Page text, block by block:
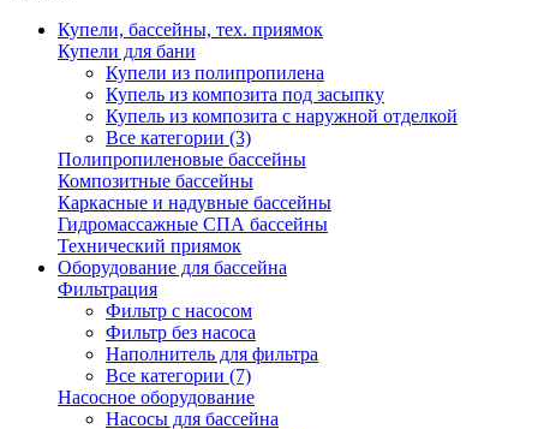
Купели, бассейны, тех. приямок
Купели для бани
Купели из полипропилена
Купель из композита под засыпку
Купель из композита с наружной отделкой
Все категории (3)
Полипропиленовые бассейны
Композитные бассейны
Каркасные и надувные бассейны
Гидромассажные СПА бассейны
Технический приямок
Оборудование для бассейна
Фильтрация
Фильтр с насосом
Фильтр без насоса
Наполнитель для фильтра
Все категории (7)
Насосное оборудование
Насосы для бассейна